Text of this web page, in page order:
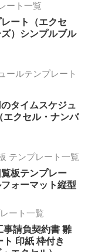
ート一覧
ート（エクセ
）シンプルブル
ールテンプレート
タイムスケジュ
エクセル・ナンバ
テンプレート一覧
板テンプレー
フォーマット縦型
ート一覧
事請負契約書 雛
ト 印紙 枠付き